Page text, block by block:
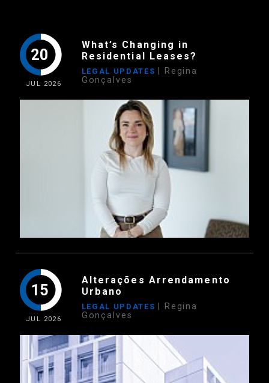
20
JUL 2026
What’s Changing in
Residential Leases?
LEGAL UPDATES
| Regina
Gonçalves
15
JUL 2026
Alterações Arrendamento
Urbano
LEGAL UPDATES
| Regina
Gonçalves